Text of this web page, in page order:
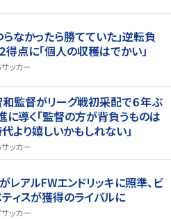
らなかったら勝てていた」逆転負
点に「個人の収穫はでかい」
サッカー
和監督がリーグ戦初采配で６年ぶ
に導く「監督の方が背負うものは
より嬉しいかもしれない」
サッカー
レアルFWエンドリッキに照準、ビ
ィスが獲得のライバルに
サッカー